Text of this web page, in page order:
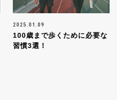
2025.01.09
100歳まで歩くために必要な
習慣3選！